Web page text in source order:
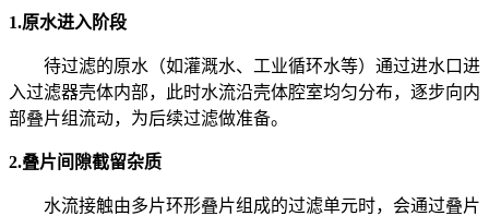
1.原水进入阶段
待过滤的原水（如灌溉水、工业循环水等）通过进水口进
入过滤器壳体内部，此时水流沿壳体腔室均匀分布，逐步向内
部叠片组流动，为后续过滤做准备。
2.叠片间隙截留杂质
水流接触由多片环形叠片组成的过滤单元时，会通过叠片